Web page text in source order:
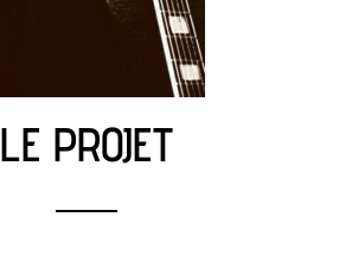
LE PROJET